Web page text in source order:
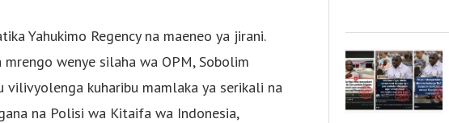
Yahukimo Regency na maeneo ya jirani.
wenye silaha wa OPM, Sobolim
kuharibu mamlaka ya serikali na
na Polisi wa Kitaifa wa Indonesia,